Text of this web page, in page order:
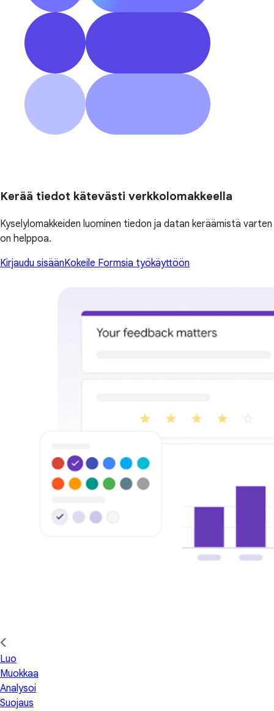
Kerää tiedot kätevästi verkkolomakkeella
Kyselylomakkeiden luominen tiedon ja datan keräämistä varten
on helppoa.
Kirjaudu sisäänKokeile Formsia työkäyttöön
Luo
Muokkaa
Analysoi
Suojaus